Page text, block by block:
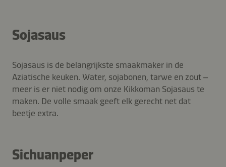
Sojasaus
Sojasaus is de belangrijkste smaakmaker in de
Aziatische keuken. Water, sojabonen, tarwe en zout –
meer is er niet nodig om onze Kikkoman Sojasaus te
maken. De volle smaak geeft elk gerecht net dat
beetje extra.
Sichuanpeper